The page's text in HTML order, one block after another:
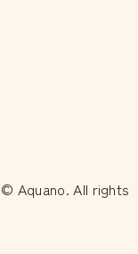
© Aquano. All rights